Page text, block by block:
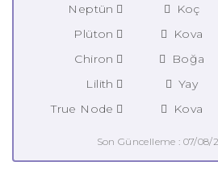
Neptün
Koç
Plüton
Kova
Chiron
Boğa
Lilith
Yay
True Node
Kova
Son Güncelleme : 07/08/